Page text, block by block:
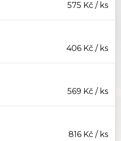
575 Kč / ks
406 Kč / ks
569 Kč / ks
816 Kč / ks